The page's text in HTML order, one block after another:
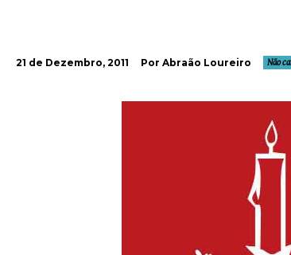
21 de Dezembro, 2011 Por Abraão Loureiro Não